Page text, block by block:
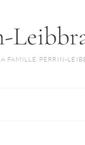
FAMILLE PERRIN-